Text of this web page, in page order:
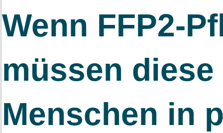
Wenn FFP2-
müssen diese
Menschen in